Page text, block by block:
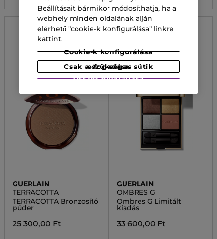
GUERLAIN
TERRACOTTA
TERRACOTTA Bronzosító
púder
25 300,00 Ft
GUERLAIN
OMBRES G
Ombres G Limitált
kiadás
33 600,00 Ft
Beállításait bármikor módosíthatja, ha a
webhely minden oldalának alján
elérhető "cookie-k konfigurálása" linkre
kattint.
Cookie-k konfigurálása
Csak a szükséges sütik elfogadása
Összes elfogadása